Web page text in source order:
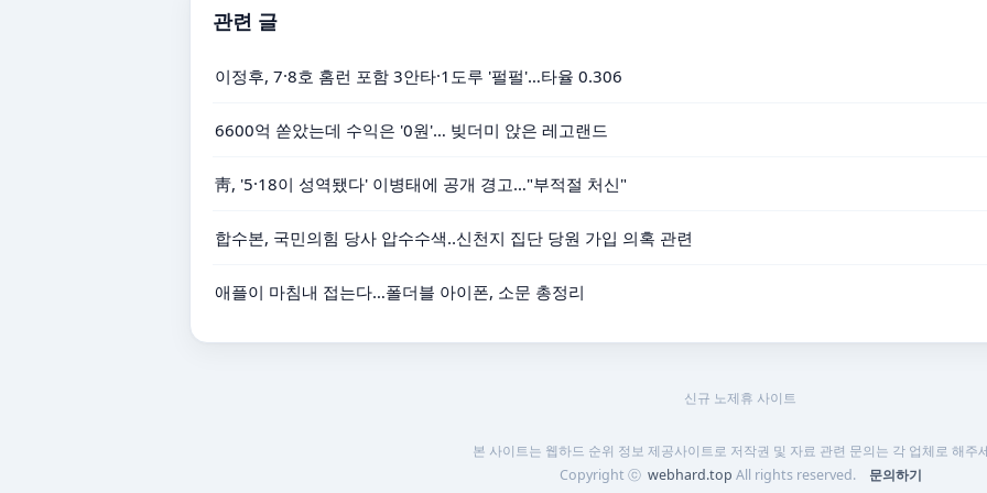
관련 글
이정후, 7·8호 홈런 포함 3안타·1도루 '펄펄'…타율 0.306
6600억 쏟았는데 수익은 '0원'… 빚더미 앉은 레고랜드
靑, '5·18이 성역됐다' 이병태에 공개 경고…"부적절 처신"
합수본, 국민의힘 당사 압수수색‥신천지 집단 당원 가입 의혹 관련
애플이 마침내 접는다…폴더블 아이폰, 소문 총정리
신규 노제휴 사이트
본 사이트는 웹하드 순위 정보 제공사이트로 저작권 및 자료 관련 문의는 각 업체로 해주
Copyright ⓒ webhard.top All rights reserved. 문의하기